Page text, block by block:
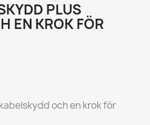
PLUS
EN KROK FÖR
och en krok för